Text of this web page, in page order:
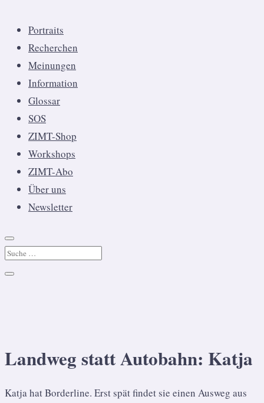
Portraits
Recherchen
Meinungen
Information
Glossar
SOS
ZIMT-Shop
Workshops
ZIMT-Abo
Über uns
Newsletter
Landweg statt Autobahn: Katja
Katja hat Borderline. Erst spät findet sie einen Ausweg aus